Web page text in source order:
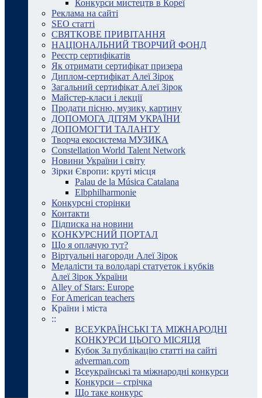
Конкурси мистецтв в Кореї
Реклама на сайті
SEO статті
СВЯТКОВЕ ПРИВІТАННЯ
НАЦІОНАЛЬНИЙ ТВОРЧИЙ ФОНД
Реєстр сертифікатів
Як отримати сертифікат призера
Диплом-сертифікат Алеї Зірок
Загальний сертифікат Алеї Зірок
Майстер-класи і лекції
Продати пісню, музику, картину
ДОПОМОГА ДІТЯМ УКРАЇНИ
ДОПОМОГТИ ТАЛАНТУ
Творча екосистема МУЗИКА
Constellation World Talent Network
Новини України і світу
Зірки Європи: круті місця
Palau de la Música Catalana
Elbphilharmonie
Конкурсні сторінки
Контакти
Підписка на новини
КОНКУРСНИЙ ПОРТАЛ
Що я оплачую тут?
Віртуальні нагороди Алеї Зірок
Медалісти та володарі статуеток і кубків
Алеї Зірок України
Alley of Stars: Europe
For American teachers
Країни і міста
::
ВСЕУКРАЇНСЬКІ ТА МІЖНАРОДНІ
КОНКУРСИ ЦЬОГО МІСЯЦЯ
Кубок За публікацію статті на сайті
adverman.com
Всеукраїнські та міжнародні конкурси
Конкурси – стрічка
Що таке конкурс